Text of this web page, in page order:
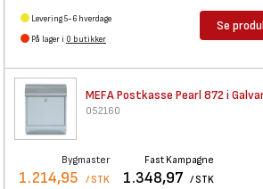
Levering 5-6 hverdage
På lager i 0 butikker
Se
MEFA Postkasse Pearl 872 i
052160
Bygmaster
1.214,95 / STK
Fast Kampagne
1.348,97 / STK